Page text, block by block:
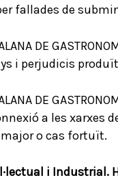
fallades de
DE
i perjudicis
DE
a les xarxes
o cas fortuït.
i Industrial.